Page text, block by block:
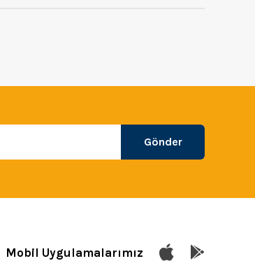
Gönder
Mobil Uygulamalarımız